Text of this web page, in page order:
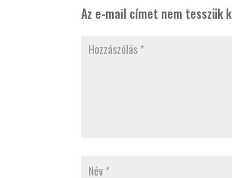
Az e-mail címet nem tesszük